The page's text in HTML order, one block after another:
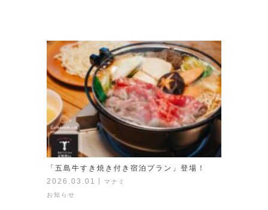
「五島牛すき焼き付き宿泊プラン」登場！
2026.03.01
マナミ
お知らせ